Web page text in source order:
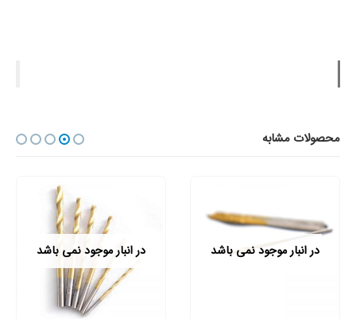
محصولات مشابه
در انبار موجود نمی باشد در انبار موجود نمی باشد